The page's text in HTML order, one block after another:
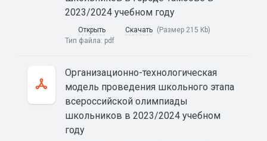
2023/2024 учебном году
Открыть Скачать (Размер 215 Kb)
Тип файла: pdf
Организационно-технологическая
модель проведения школьного этапа
всероссийской олимпиады
школьников в 2023/2024 учебном
году